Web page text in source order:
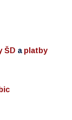
ŠD a platby